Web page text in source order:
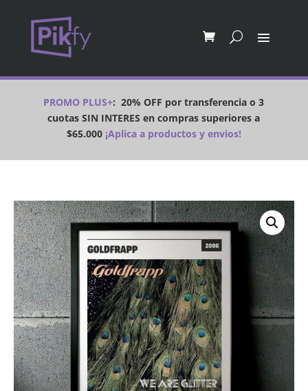
PROMO PLUS+:20% OFF por transferencia o 3
cuotas SIN INTERES en compras superiores a
$65.000¡Aplica a productos y envios!